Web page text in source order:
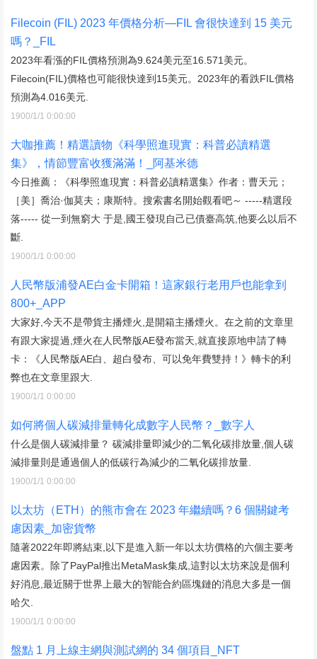
Filecoin (FIL) 2023 年價格分析—FIL 會很快達到 15 美元
嗎？_FIL
2023年看漲的FIL價格預測為9.624美元至16.571美元。
Filecoin(FIL)價格也可能很快達到15美元。2023年的看跌FIL價格
預測為4.016美元.
1900/1/1 0:00:00
大咖推薦！精選讀物《科學照進現實：科普必讀精選
集》，情節豐富收獲滿滿！_阿基米德
今日推薦：《科學照進現實：科普必讀精選集》作者：曹天元；
［美］喬治·伽莫夫；康斯特。搜索書名開始觀看吧～ -----精選段
落----- 從一到無窮大 于是,國王發現自己已債臺高筑,他要么以后不
斷.
1900/1/1 0:00:00
人民幣版浦發AE白金卡開箱！這家銀行老用戶也能拿到
800+_APP
大家好,今天不是帶貨主播煙火,是開箱主播煙火。在之前的文章里
有跟大家提過,煙火在人民幣版AE發布當天,就直接原地申請了轉
卡：《人民幣版AE白、超白發布、可以免年費雙持！》轉卡的利
弊也在文章里跟大.
1900/1/1 0:00:00
如何將個人碳減排量轉化成數字人民幣？_數字人
什么是個人碳減排量？ 碳減排量即減少的二氧化碳排放量,個人碳
減排量則是通過個人的低碳行為減少的二氧化碳排放量.
1900/1/1 0:00:00
以太坊（ETH）的熊市會在 2023 年繼續嗎？6 個關鍵考
慮因素_加密貨幣
隨著2022年即將結束,以下是進入新一年以太坊價格的六個主要考
慮因素。除了PayPal推出MetaMask集成,這對以太坊來說是個利
好消息,最近關于世界上最大的智能合約區塊鏈的消息大多是一個
哈欠.
1900/1/1 0:00:00
盤點 1 月上線主網與測試網的 34 個項目_NFT